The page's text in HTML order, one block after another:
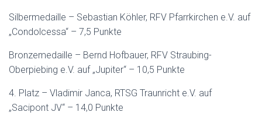
Silbermedaille – Sebastian Köhler, RFV Pfarrkirchen e.V. auf
„Condolcessa“ – 7,5 Punkte
Bronzemedaille – Bernd Hofbauer, RFV Straubing-
Oberpiebing e.V. auf „Jupiter“ – 10,5 Punkte
4. Platz – Vladimir Janca, RTSG Traunricht e.V. auf
„Sacipont JV“ – 14,0 Punkte